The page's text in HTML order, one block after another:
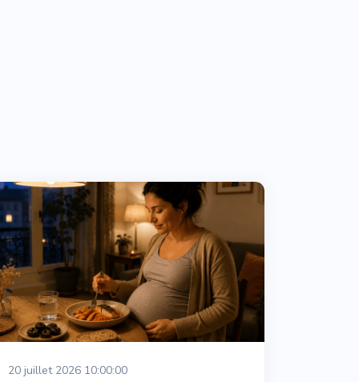
20 juillet 2026 10:00:00